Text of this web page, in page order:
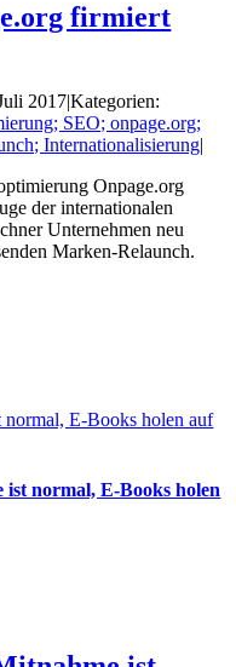
firmiert
2017|Kategorien:
SEO; onpage.org;
Internationalisierung|
Onpage.org
der internationalen
Unternehmen neu
Marken-Relaunch.
E-Books holen auf
normal, E-Books holen